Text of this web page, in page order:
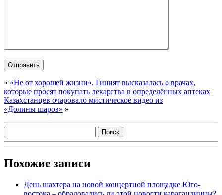
« «Не от хорошей жизни». Гиният высказалась о врачах,
которые просят покупать лекарства в определённых аптеках |
Казахстанцев очаровало мистическое видео из
«Долины шаров» »
Похожие записи
День шахтера на новой концертной площадке Юго-
востока – обрадовались ли этой новости карагандинцы?